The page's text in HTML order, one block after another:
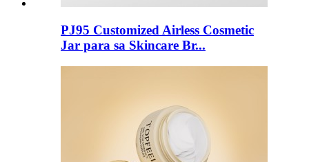
PJ95 Customized Airless Cosmetic
Jar para sa Skincare Br...